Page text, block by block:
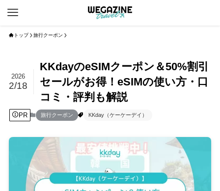
トップ 旅行クーポン
KKdayのeSIMクーポン＆50%割引
セールがお得！eSIMの使い方・口
コミ・評判も解説
2026
2/18
PR 旅行クーポン KKday（ケーケーデイ）